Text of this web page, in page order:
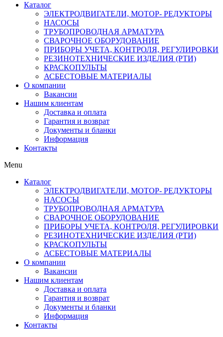
Каталог
ЭЛЕКТРОДВИГАТЕЛИ, МОТОР- РЕДУКТОРЫ
НАСОСЫ
ТРУБОПРОВОДНАЯ АРМАТУРА
СВАРОЧНОЕ ОБОРУДОВАНИЕ
ПРИБОРЫ УЧЕТА, КОНТРОЛЯ, РЕГУЛИРОВКИ
РЕЗИНОТЕХНИЧЕСКИЕ ИЗДЕЛИЯ (РТИ)
КРАСКОПУЛЬТЫ
АСБЕСТОВЫЕ МАТЕРИАЛЫ
О компании
Вакансии
Нашим клиентам
Доставка и оплата
Гарантия и возврат
Документы и бланки
Информация
Контакты
Menu
Каталог
ЭЛЕКТРОДВИГАТЕЛИ, МОТОР- РЕДУКТОРЫ
НАСОСЫ
ТРУБОПРОВОДНАЯ АРМАТУРА
СВАРОЧНОЕ ОБОРУДОВАНИЕ
ПРИБОРЫ УЧЕТА, КОНТРОЛЯ, РЕГУЛИРОВКИ
РЕЗИНОТЕХНИЧЕСКИЕ ИЗДЕЛИЯ (РТИ)
КРАСКОПУЛЬТЫ
АСБЕСТОВЫЕ МАТЕРИАЛЫ
О компании
Вакансии
Нашим клиентам
Доставка и оплата
Гарантия и возврат
Документы и бланки
Информация
Контакты